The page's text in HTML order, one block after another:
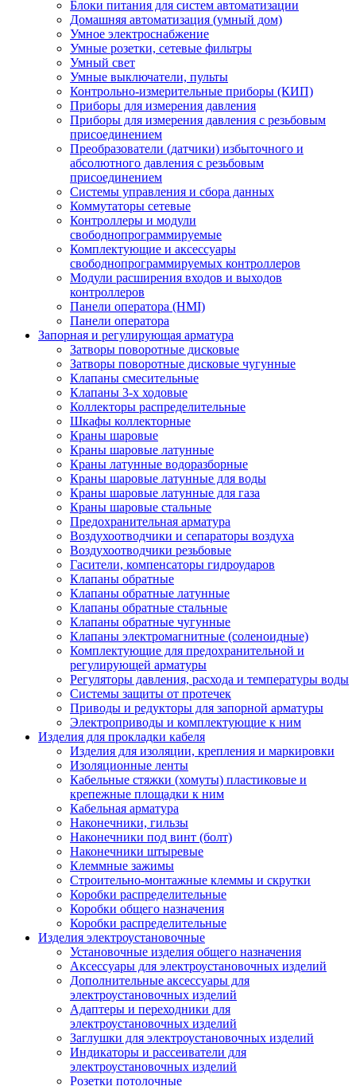
Блоки питания для систем автоматизации
Домашняя автоматизация (умный дом)
Умное электроснабжение
Умные розетки, сетевые фильтры
Умный свет
Умные выключатели, пульты
Контрольно-измерительные приборы (КИП)
Приборы для измерения давления
Приборы для измерения давления с резьбовым
присоединением
Преобразователи (датчики) избыточного и
абсолютного давления с резьбовым
присоединением
Системы управления и сбора данных
Коммутаторы сетевые
Контроллеры и модули
свободнопрограммируемые
Комплектующие и аксессуары
свободнопрограммируемых контроллеров
Модули расширения входов и выходов
контроллеров
Панели оператора (HMI)
Панели оператора
Запорная и регулирующая арматура
Затворы поворотные дисковые
Затворы поворотные дисковые чугунные
Клапаны смесительные
Клапаны 3-х ходовые
Коллекторы распределительные
Шкафы коллекторные
Краны шаровые
Краны шаровые латунные
Краны латунные водоразборные
Краны шаровые латунные для воды
Краны шаровые латунные для газа
Краны шаровые стальные
Предохранительная арматура
Воздухоотводчики и сепараторы воздуха
Воздухоотводчики резьбовые
Гасители, компенсаторы гидроударов
Клапаны обратные
Клапаны обратные латунные
Клапаны обратные стальные
Клапаны обратные чугунные
Клапаны электромагнитные (соленоидные)
Комплектующие для предохранительной и
регулирующей арматуры
Регуляторы давления, расхода и температуры воды
Системы защиты от протечек
Приводы и редукторы для запорной арматуры
Электроприводы и комплектующие к ним
Изделия для прокладки кабеля
Изделия для изоляции, крепления и маркировки
Изоляционные ленты
Кабельные стяжки (хомуты) пластиковые и
крепежные площадки к ним
Кабельная арматура
Наконечники, гильзы
Наконечники под винт (болт)
Наконечники штыревые
Клеммные зажимы
Строительно-монтажные клеммы и скрутки
Коробки распределительные
Коробки общего назначения
Коробки распределительные
Изделия электроустановочные
Установочные изделия общего назначения
Аксессуары для электроустановочных изделий
Дополнительные аксессуары для
электроустановочных изделий
Адаптеры и переходники для
электроустановочных изделий
Заглушки для электроустановочных изделий
Индикаторы и рассеиватели для
электроустановочных изделий
Розетки потолочные